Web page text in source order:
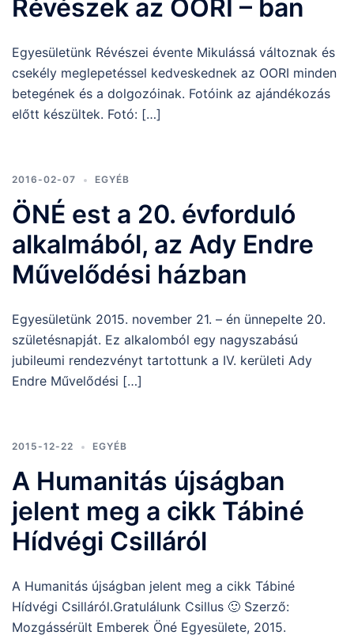
Révészek az OORI – ban
Egyesületünk Révészei évente Mikulássá változnak és
csekély meglepetéssel kedveskednek az OORI minden
betegének és a dolgozóinak. Fotóink az ajándékozás
előtt készültek. Fotó: […]
2016-02-07 EGYÉB
ÖNÉ est a 20. évforduló
alkalmából, az Ady Endre
Művelődési házban
Egyesületünk 2015. november 21. – én ünnepelte 20.
születésnapját. Ez alkalomból egy nagyszabású
jubileumi rendezvényt tartottunk a IV. kerületi Ady
Endre Művelődési […]
2015-12-22 EGYÉB
A Humanitás újságban
jelent meg a cikk Tábiné
Hídvégi Csilláról
A Humanitás újságban jelent meg a cikk Tábiné
Hídvégi Csilláról.Gratulálunk Csillus 🙂 Szerző:
Mozgássérült Emberek Öné Egyesülete, 2015.